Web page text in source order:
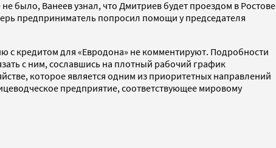
было, Ванеев узнал, что Дмитриев будет проездом в Ростове
предприниматель попросил помощи у председателя
кредитом для «Евродона» не комментируют. Подробности
с ним, сославшись на плотный рабочий график
которое является одним из приоритетных направлений
предприятие, соответствующее мировому